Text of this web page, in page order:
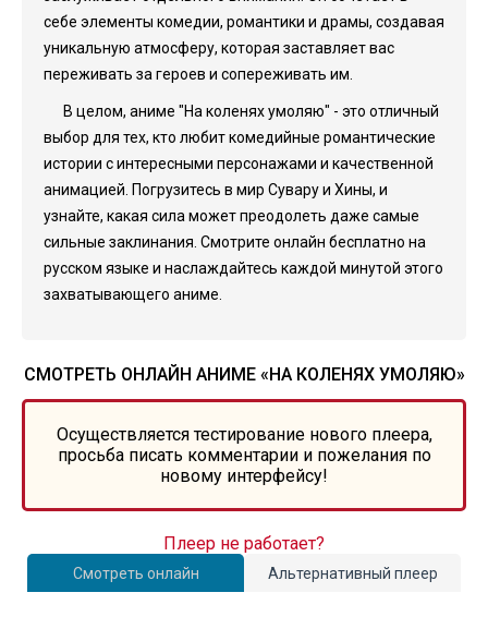
себе элементы комедии, романтики и драмы, создавая
уникальную атмосферу, которая заставляет вас
переживать за героев и сопереживать им.
В целом, аниме "На коленях умоляю" - это отличный
выбор для тех, кто любит комедийные романтические
истории с интересными персонажами и качественной
анимацией. Погрузитесь в мир Сувару и Хины, и
узнайте, какая сила может преодолеть даже самые
сильные заклинания. Смотрите онлайн бесплатно на
русском языке и наслаждайтесь каждой минутой этого
захватывающего аниме.
СМОТРЕТЬ ОНЛАЙН АНИМЕ «НА КОЛЕНЯХ УМОЛЯЮ»
Осуществляется тестирование нового плеера,
просьба писать комментарии и пожелания по
новому интерфейсу!
Смотреть онлайн Альтернативный плеер
Плеер не работает?